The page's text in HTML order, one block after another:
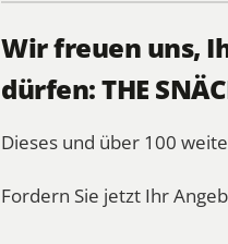
Wir freuen uns,
dürfen: THE
Dieses und über 100
Fordern Sie jetzt Ihr